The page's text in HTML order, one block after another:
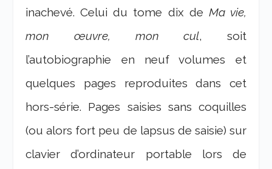
inachevé. Celui du tome dix de Ma vie,
mon œuvre, mon cul, soit
l’autobiographie en neuf volumes et
quelques pages reproduites dans cet
hors-série. Pages saisies sans coquilles
(ou alors fort peu de lapsus de saisie) sur
clavier d’ordinateur portable lors de